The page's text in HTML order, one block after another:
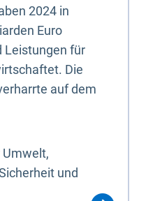
2024 in
Euro
Leistungen für
Die
auf dem
und